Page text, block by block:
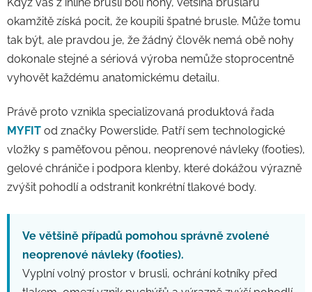
okamžitě získá pocit, že koupili špatné brusle. Může tomu
tak být, ale pravdou je, že žádný člověk nemá obě nohy
dokonale stejné a sériová výroba nemůže stoprocentně
vyhovět každému anatomickému detailu.
Právě proto vznikla specializovaná produktová řada
MYFIT od značky Powerslide. Patří sem technologické
vložky s paměťovou pěnou, neoprenové návleky (footies),
gelové chrániče i podpora klenby, které dokážou výrazně
zvýšit pohodlí a odstranit konkrétní tlakové body.
Ve většině případů pomohou správně zvolené
neoprenové návleky (footies).
Vyplní volný prostor v brusli, ochrání kotníky před